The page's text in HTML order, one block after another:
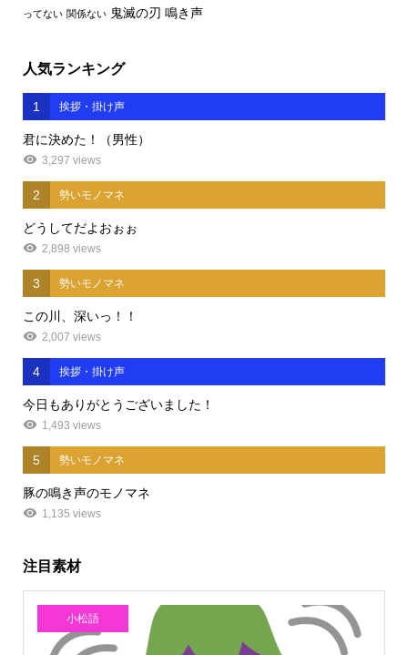
ってない 関係ない 鬼滅の刃 鳴き声
人気ランキング
1 挨拶・掛け声
君に決めた！（男性）
3,297 views
2 勢いモノマネ
どうしてだよおぉぉ
2,898 views
3 勢いモノマネ
この川、深いっ！！
2,007 views
4 挨拶・掛け声
今日もありがとうございました！
1,493 views
5 勢いモノマネ
豚の鳴き声のモノマネ
1,135 views
注目素材
小松語